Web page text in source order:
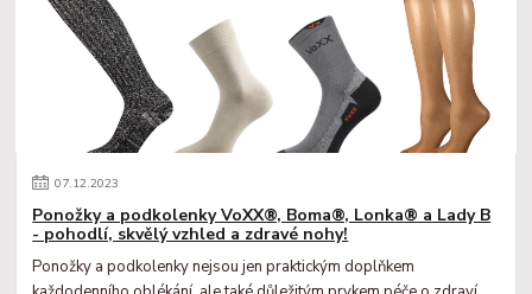
07.12.2023
Ponožky a podkolenky VoXX®, Boma®, Lonka® a Lady B
- pohodlí, skvělý vzhled a zdravé nohy!
Ponožky a podkolenky nejsou jen praktickým doplňkem